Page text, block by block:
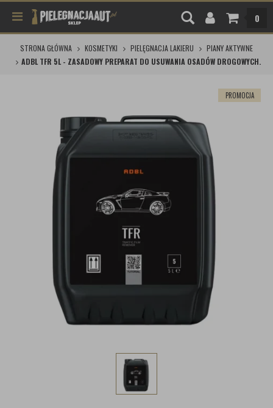
0
STRONA GŁÓWNA KOSMETYKI PIELĘGNACJA LAKIERU
PIANY AKTYWNE
ADBL TFR 5L - ZASADOWY PREPARAT DO USUWANIA OSADÓW DROGOWYCH.
PROMOCJA